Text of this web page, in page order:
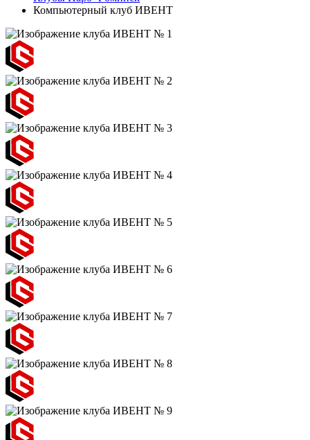
Компьютерный клуб ИВЕНТ